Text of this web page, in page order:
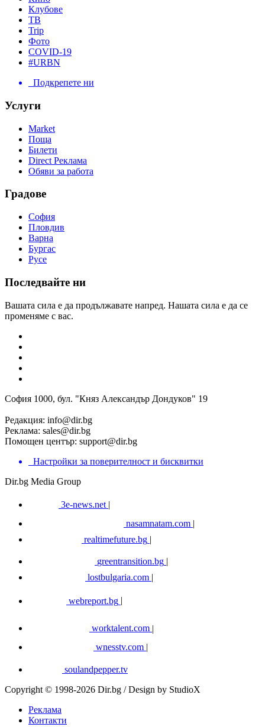
Клубове
ТВ
Trip
Фото
COVID-19
#URBN
Подкрепете ни
Услуги
Market
Поща
Билети
Direct Реклама
Обяви за работа
Градове
София
Пловдив
Варна
Бургас
Русе
Последвайте ни
Вашата сила е да продължавате напред. Нашата сила е да се
променяме с вас.
София 1000, бул. "Княз Александър Дондуков" 19
Редакция: info@dir.bg
Реклама: sales@dir.bg
Помощен център: support@dir.bg
Настройки за поверителност и бисквитки
Dir.bg Media Group
3e-news.net |
nasamnatam.com |
realtimefuture.bg |
greentransition.bg |
lostbulgaria.com |
webreport.bg
worktalent.com |
wnesstv.com |
soulandpepper.tv
Copyright © 1998-2026 Dir.bg / Design by StudioX
Реклама
Контакти